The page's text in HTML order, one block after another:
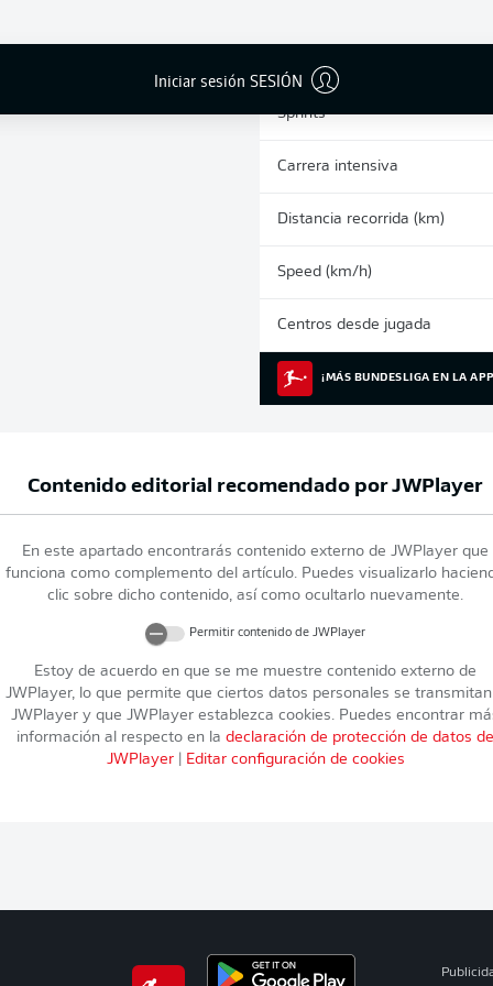
Iniciar sesión SESIÓN
Sprints
Carrera intensiva
Distancia recorrida (km)
Speed (km/h)
Centros desde jugada
¡MÁS BUNDESLIGA EN LA
Contenido editorial recomendado porJWPlayer
En este apartado encontrarás contenido externo de JWPlayer que
funciona como complemento del artículo. Puedes visualizarlo
clic sobre dicho contenido, así como ocultarlo nuevamente.
Permitir contenido de JWPlayer
Estoy de acuerdo en que se me muestre contenido externo de
JWPlayer, lo que permite que ciertos datos personales se
JWPlayer y que JWPlayer establezca cookies. Puedes encontrar
información al respecto en la declaración de protección de datos de
JWPlayer| Editar configuración de cookies